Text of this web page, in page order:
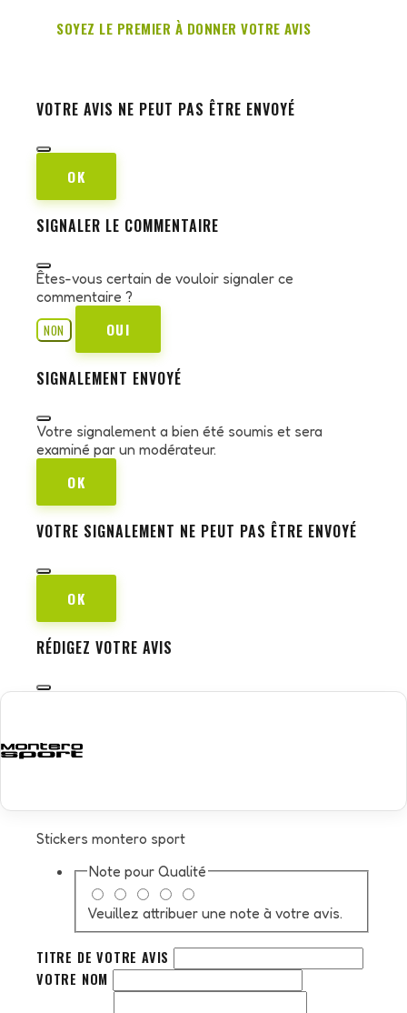
SOYEZ LE PREMIER À DONNER VOTRE AVIS
VOTRE AVIS NE PEUT PAS ÊTRE ENVOYÉ
OK
SIGNALER LE COMMENTAIRE
Êtes-vous certain de vouloir signaler ce
commentaire ?
NON
OUI
SIGNALEMENT ENVOYÉ
Votre signalement a bien été soumis et sera
examiné par un modérateur.
OK
VOTRE SIGNALEMENT NE PEUT PAS ÊTRE ENVOYÉ
OK
RÉDIGEZ VOTRE AVIS
Stickers montero sport
Note pour Qualité
Veuillez attribuer une note à votre avis.
TITRE DE VOTRE AVIS
VOTRE NOM